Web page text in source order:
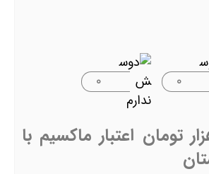
۰ ۰
۱۰ هزار تومان اعتبار ماکسیم با